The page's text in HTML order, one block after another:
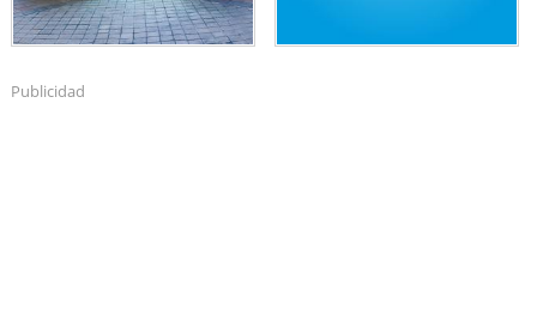
Publicidad